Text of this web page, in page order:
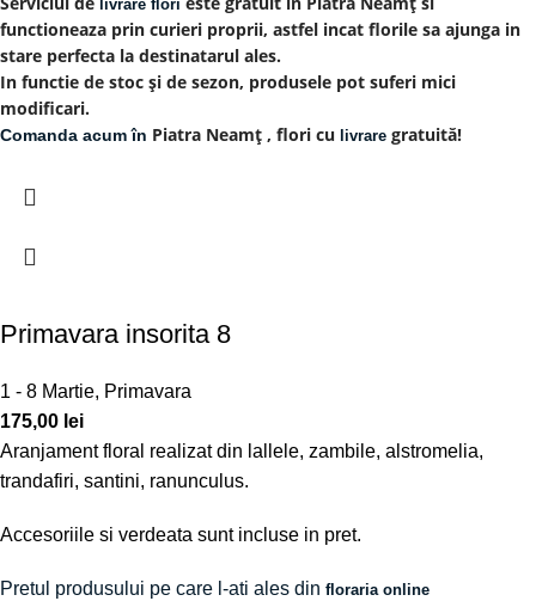
livrare flori
functioneaza prin curieri proprii, astfel incat florile sa ajunga in
stare perfecta la destinatarul ales.
In functie de stoc și de sezon, produsele pot suferi mici
modificari.
Comanda acum în Piatra Neamț , flori cu livrare gratuită!
Primavara insorita 8
1 - 8 Martie, Primavara
175,00 lei
Aranjament floral realizat din lallele, zambile, alstromelia,
trandafiri, santini, ranunculus.
Accesoriile si verdeata sunt incluse in pret.
Pretul produsului pe care l-ati ales din floraria online